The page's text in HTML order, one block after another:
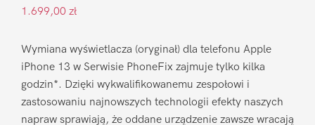
1.699,00 zł
Wymiana wyświetlacza (oryginał) dla telefonu Apple
iPhone 13 w Serwisie PhoneFix zajmuje tylko kilka
godzin*. Dzięki wykwalifikowanemu zespołowi i
zastosowaniu najnowszych technologii efekty naszych
napraw sprawiają, że oddane urządzenie zawsze wracają